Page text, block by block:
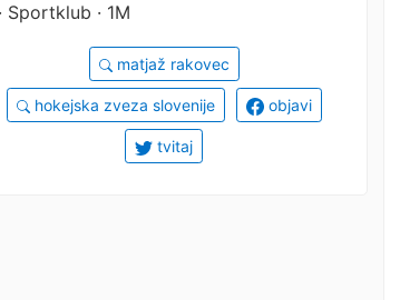
· Sportklub · 1M
matjaž rakovec
hokejska zveza slovenije objavi
tvitaj